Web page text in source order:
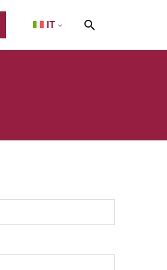
IT